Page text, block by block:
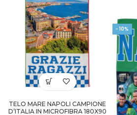
TELO MARE NAPOLI CAMPIONE
D’ITALIA IN MICROFIBRA 180X90
-10%